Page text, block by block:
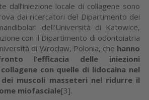
dall’iniezione locale di collagene sono
dai ricercatori del Dipartimento dei
dell’Università di Katowice,
con il Dipartimento di odontoiatria
di Wroclaw, Polonia, che hanno
l’efficacia delle iniezioni
con quelle di lidocaina nel
muscoli masseteri nel ridurre il
miofasciale[3].